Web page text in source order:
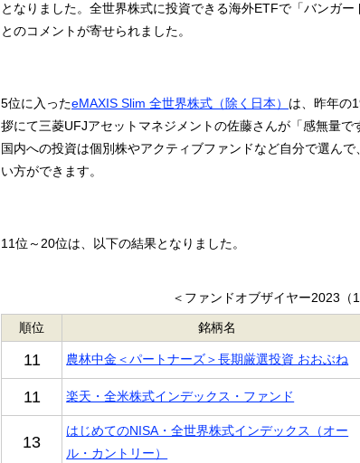
となりました。全世界株式に投資できる海外ETFで「バンガー
とのコメントが寄せられました。
5位に入ったeMAXIS Slim 全世界株式（除く日本） は、昨年の
拶にて三菱UFJアセットマネジメントの佐藤さんが「感無量で
国内への投資は個別株やアクティブファンドなど自分で選ん
い方ができます。
11位～20位は、以下の結果となりました。
＜ファンドオブザイヤー2023（
順位 銘柄名
11 農林中金＜パートナーズ＞長期厳選投資 おおぶね
11 楽天・全米株式インデックス・ファンド
13
はじめてのNISA・全世界株式インデックス（オー
ル・カントリー）